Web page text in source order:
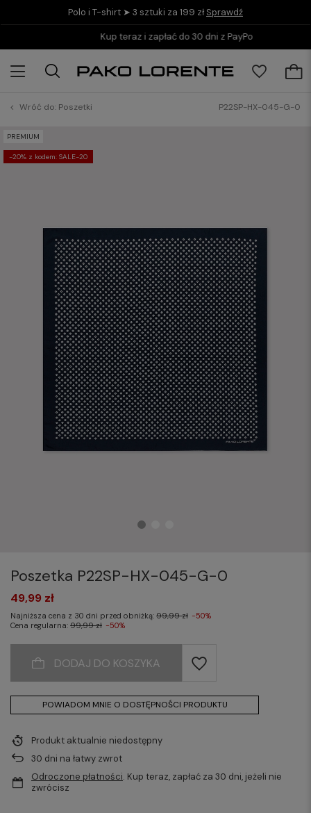
Polo i T-shirt ➤ 3 sztuki za 199 zł Sprawdź
Kup teraz i zapłać do 30 dni z PayPo
Wróć do: Poszetki P22SP-HX-045-G-0
PREMIUM
-20% z kodem: SALE-20
Poszetka P22SP-HX-045-G-0
49,99 zł
Najniższa cena z 30 dni przed obniżką: 99,99 zł -50%
Cena regularna: 99,99 zł -50%
DODAJ DO KOSZYKA
POWIADOM MNIE O DOSTĘPNOŚCI PRODUKTU
Produkt aktualnie niedostępny
30 dni na łatwy zwrot
Odroczone płatności. Kup teraz, zapłać za 30 dni, jeżeli nie
zwrócisz